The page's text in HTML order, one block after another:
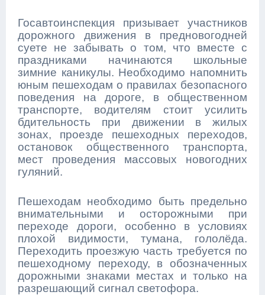
Госавтоинспекция призывает участников
дорожного движения в предновогодней
суете не забывать о том, что вместе с
праздниками начинаются школьные
зимние каникулы. Необходимо напомнить
юным пешеходам о правилах безопасного
поведения на дороге, в общественном
транспорте, водителям стоит усилить
бдительность при движении в жилых
зонах, проезде пешеходных переходов,
остановок общественного транспорта,
мест проведения массовых новогодних
гуляний.
Пешеходам необходимо быть предельно
внимательными и осторожными при
переходе дороги, особенно в условиях
плохой видимости, тумана, гололёда.
Переходить проезжую часть требуется по
пешеходному переходу, в обозначенных
дорожными знаками местах и только на
разрешающий сигнал светофора.